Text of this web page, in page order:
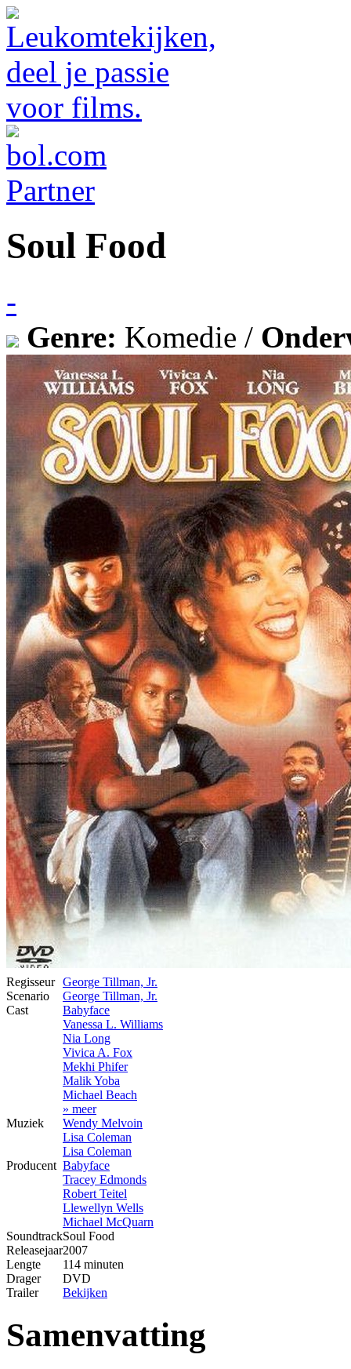
Soul Food
-
Genre: Komedie /
Regisseur George Tillman, Jr.
Scenario
George Tillman, Jr.
Cast
Babyface
Vanessa L. Williams
Nia Long
Vivica A. Fox
Mekhi Phifer
Malik Yoba
Michael Beach
» meer
Muziek
Wendy Melvoin
Lisa Coleman
Lisa Coleman
Producent Babyface
Tracey Edmonds
Robert Teitel
Llewellyn Wells
Michael McQuarn
SoundtrackSoul Food
Releasejaar2007
Lengte
114 minuten
Drager
DVD
Trailer
Bekijken
Samenvatting